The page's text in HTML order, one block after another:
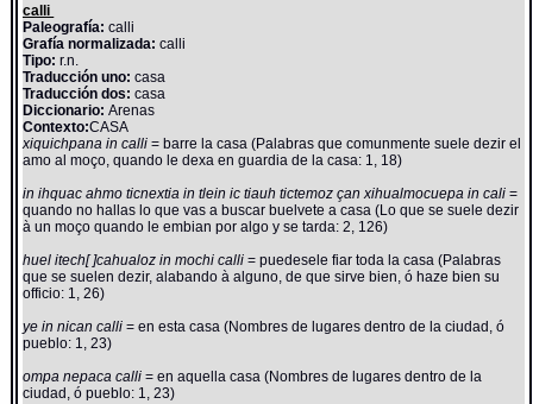
calli
Paleografía: calli
Grafía normalizada: calli
Tipo: r.n.
Traducción uno: casa
Traducción dos: casa
Diccionario:Arenas
Contexto:CASA
xiquichpana in calli= barre la casa (Palabras que comunmente suele dezir el
amo al moço, quando le dexa en guardia de la casa: 1, 18)
in ihquac ahmo ticnextia in tlein ic tiauh tictemoz çan xihualmocuepa in cali=
quando no hallas lo que vas a buscar buelvete a casa (Lo que se suele dezir
à un moço quando le embian por algo y se tarda: 2, 126)
huel itech[ ]cahualoz in mochi calli= puedesele fiar toda la casa (Palabras
que se suelen dezir, alabando à alguno, de que sirve bien, ó haze bien su
officio: 1, 26)
ye in nican calli= en esta casa (Nombres de lugares dentro de la ciudad, ó
pueblo: 1, 23)
ompa nepaca calli= en aquella casa (Nombres de lugares dentro de la
ciudad, ó pueblo: 1, 23)